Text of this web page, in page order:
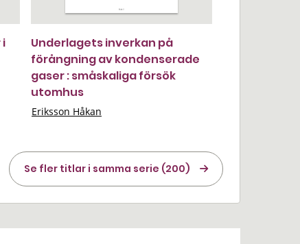
i
Underlagets inverkan på
förångning av kondenserade
gaser : småskaliga försök
utomhus
Eriksson Håkan
Se fler titlar i samma serie (200)